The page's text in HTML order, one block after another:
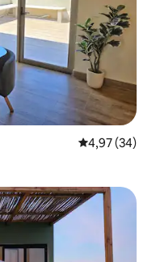
Prosječna
4,97 (34)